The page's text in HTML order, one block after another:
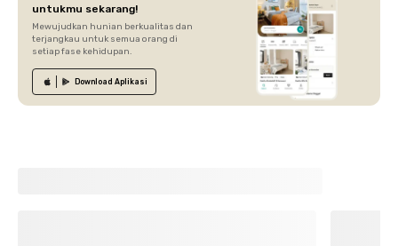
untukmu sekarang!
Mewujudkan hunian berkualitas dan
terjangkau untuk semua orang di
setiap fase kehidupan.
Download Aplikasi